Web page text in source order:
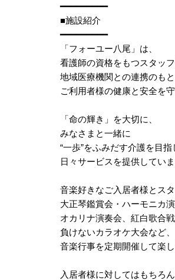
━━━━━━━━━
■施設紹介
━━━━━━━━━
「フォーユー八尾」は、
看護師の資格をもつスタッ
地域医療機関との連携のもと
ご利用者様の健康と安全を守
「命の輝き」を大切に、
みなさまと一緒に
“一歩”をふみだす介護を目指
日々サービスを提供していま
音楽好きなご入居者様とス
大正琴鑑賞会・ハーモニカ演
オカリナ演奏会、紅白歌合
負けないカラオケ大会など、
音楽行事を定期開催して楽
入居者様に対してはもちろん